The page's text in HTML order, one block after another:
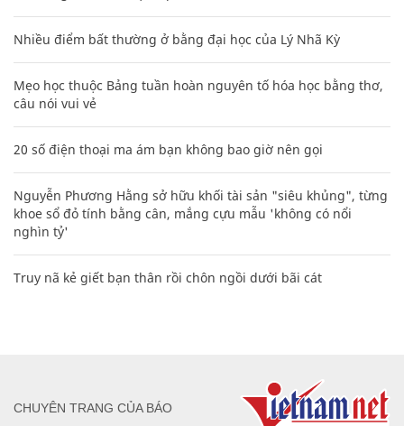
Nhiều điểm bất thường ở bằng đại học của Lý Nhã Kỳ
Mẹo học thuộc Bảng tuần hoàn nguyên tố hóa học bằng thơ,
câu nói vui vẻ
20 số điện thoại ma ám bạn không bao giờ nên gọi
Nguyễn Phương Hằng sở hữu khối tài sản "siêu khủng", từng
khoe sổ đỏ tính bằng cân, mắng cựu mẫu 'không có nổi
nghìn tỷ'
Truy nã kẻ giết bạn thân rồi chôn ngồi dưới bãi cát
CHUYÊN TRANG CỦA BÁO